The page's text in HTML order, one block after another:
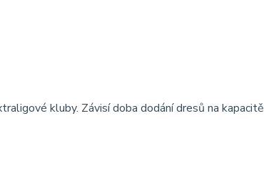
kluby. Závisí doba dodání dresů na kapacitě